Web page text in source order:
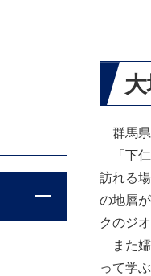
群馬県
「下仁
訪れる
の地層
クのジ
また嬬
って学